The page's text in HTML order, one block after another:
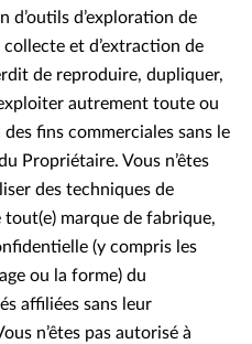
d’exploration de
et d’extraction de
de reproduire, dupliquer,
autrement toute ou
fins commerciales sans le
Propriétaire. Vous n’êtes
des techniques de
tout(e) marque de fabrique,
(y compris les
ou la forme) du
affiliées sans leur
n’êtes pas autorisé à